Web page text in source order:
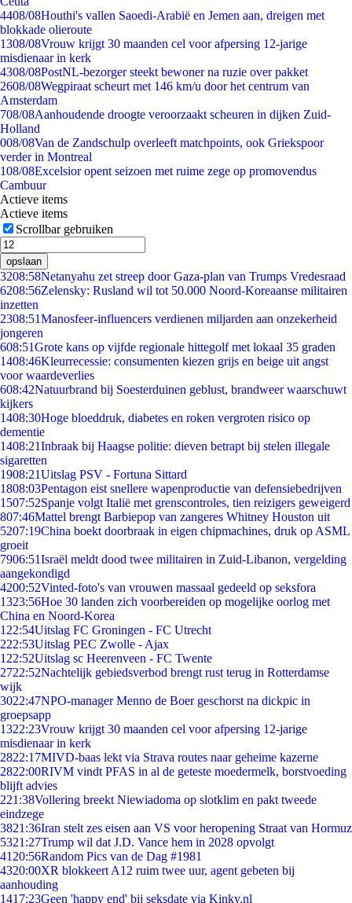
4408/08Houthi's vallen Saoedi-Arabië en Jemen aan, dreigen met
blokkade olieroute
1308/08Vrouw krijgt 30 maanden cel voor afpersing 12-jarige
misdienaar in kerk
4308/08PostNL-bezorger steekt bewoner na ruzie over pakket
2608/08Wegpiraat scheurt met 146 km/u door het centrum van
Amsterdam
708/08Aanhoudende droogte veroorzaakt scheuren in dijken Zuid-
Holland
008/08Van de Zandschulp overleeft matchpoints, ook Griekspoor
verder in Montreal
108/08Excelsior opent seizoen met ruime zege op promovendus
Cambuur
Actieve items
Actieve items
Scrollbar gebruiken
opslaan
3208:58Netanyahu zet streep door Gaza-plan van Trumps Vredesraad
6208:56Zelensky: Rusland wil tot 50.000 Noord-Koreaanse militairen
inzetten
2308:51Manosfeer-influencers verdienen miljarden aan onzekerheid
jongeren
608:51Grote kans op vijfde regionale hittegolf met lokaal 35 graden
1408:46Kleurrecessie: consumenten kiezen grijs en beige uit angst
voor waardeverlies
608:42Natuurbrand bij Soesterduinen geblust, brandweer waarschuwt
kijkers
1408:30Hoge bloeddruk, diabetes en roken vergroten risico op
dementie
1408:21Inbraak bij Haagse politie: dieven betrapt bij stelen illegale
sigaretten
1908:21Uitslag PSV - Fortuna Sittard
1808:03Pentagon eist snellere wapenproductie van defensiebedrijven
1507:52Spanje volgt Italië met grenscontroles, tien reizigers geweigerd
807:46Mattel brengt Barbiepop van zangeres Whitney Houston uit
5207:19China boekt doorbraak in eigen chipmachines, druk op ASML
groeit
7906:51Israël meldt dood twee militairen in Zuid-Libanon, vergelding
aangekondigd
4200:52Vinted-foto's van vrouwen massaal gedeeld op seksfora
1323:56Hoe 30 landen zich voorbereiden op mogelijke oorlog met
China en Noord-Korea
1 22:54Uitslag FC Groningen - FC Utrecht
222:53Uitslag PEC Zwolle - Ajax
1 22:52Uitslag sc Heerenveen - FC Twente
2722:52Nachtelijk gebiedsverbod brengt rust terug in Rotterdamse
wijk
3022:47NPO-manager Menno de Boer geschorst na dickpic in
groepsapp
1322:23Vrouw krijgt 30 maanden cel voor afpersing 12-jarige
misdienaar in kerk
2822:17MIVD-baas lekt via Strava routes naar geheime kazerne
2822:00RIVM vindt PFAS in al de geteste moedermelk, borstvoeding
blijft advies
221:38Vollering breekt Niewiadoma op slotklim en pakt tweede
eindzege
3821:36Iran stelt zes eisen aan VS voor heropening Straat van Hormuz
5321:27Trump wil dat J.D. Vance hem in 2028 opvolgt
41 20:56Random Pics van de Dag #1981
4320:00XR blokkeert A12 ruim twee uur, agent gebeten bij
aanhouding
1417:23Geen 'happy end' bij seksdate via Kinky.nl